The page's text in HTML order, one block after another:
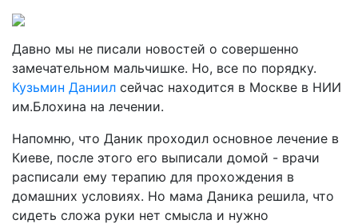
Давно мы не писали новостей о совершенно
замечательном мальчишке. Но, все по порядку.
Кузьмин Даниил сейчас находится в Москве в НИИ
им.Блохина на лечении.
Напомню, что Даник проходил основное лечение в
Киеве, после этого его выписали домой - врачи
расписали ему терапию для прохождения в
домашних условиях. Но мама Даника решила, что
сидеть сложа руки нет смысла и нужно